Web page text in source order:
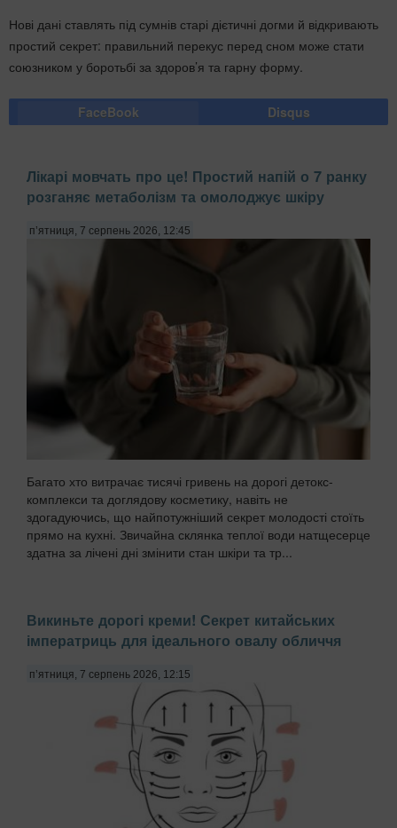
Нові дані ставлять під сумнів старі дієтичні догми й відкривають
простий секрет: правильний перекус перед сном може стати
союзником у боротьбі за здоров’я та гарну форму.
FaceBook Disqus
Лікарі мовчать про це! Простий напій о 7 ранку
розганяє метаболізм та омолоджує шкіру
п’ятниця, 7 серпень 2026, 12:45
Багато хто витрачає тисячі гривень на дорогі детокс-
комплекси та доглядову косметику, навіть не
здогадуючись, що найпотужніший секрет молодості стоїть
прямо на кухні. Звичайна склянка теплої води натщесерце
здатна за лічені дні змінити стан шкіри та тр...
Викиньте дорогі креми! Секрет китайських
імператриць для ідеального овалу обличчя
п’ятниця, 7 серпень 2026, 12:15